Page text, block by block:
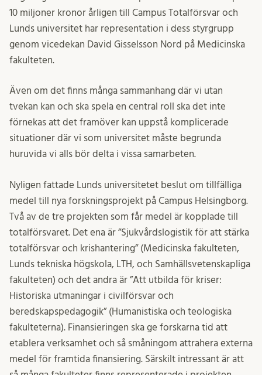
10 miljoner kronor årligen till Campus Totalförsvar och
Lunds universitet har representation i dess styrgrupp
genom vicedekan David Gisselsson Nord på Medicinska
fakulteten.
Även om det finns många sammanhang där vi utan
tvekan kan och ska spela en central roll ska det inte
förnekas att det framöver kan uppstå komplicerade
situationer där vi som universitet måste begrunda
huruvida vi alls bör delta i vissa samarbeten.
Nyligen fattade Lunds universitetet beslut om tillfälliga
medel till nya forskningsprojekt på Campus Helsingborg.
Två av de tre projekten som får medel är kopplade till
totalförsvaret. Det ena är ”Sjukvårdslogistik för att stärka
totalförsvar och krishantering” (Medicinska fakulteten,
Lunds tekniska högskola, LTH, och Samhällsvetenskapliga
fakulteten) och det andra är ”Att utbilda för kriser:
Historiska utmaningar i civilförsvar och
beredskapspedagogik” (Humanistiska och teologiska
fakulteterna). Finansieringen ska ge forskarna tid att
etablera verksamhet och så småningom attrahera externa
medel för framtida finansiering. Särskilt intressant är att